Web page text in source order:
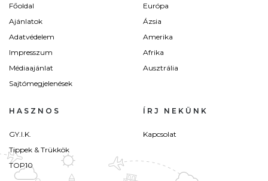
Főoldal
Ajánlatok
Adatvédelem
Impresszum
Médiaajánlat
Sajtómegjelenések
Európa
Ázsia
Amerika
Afrika
Ausztrália
HASZNOS
GY.I.K.
Tippek & Trükkök
TOP10
ÍRJ NEKÜNK
Kapcsolat